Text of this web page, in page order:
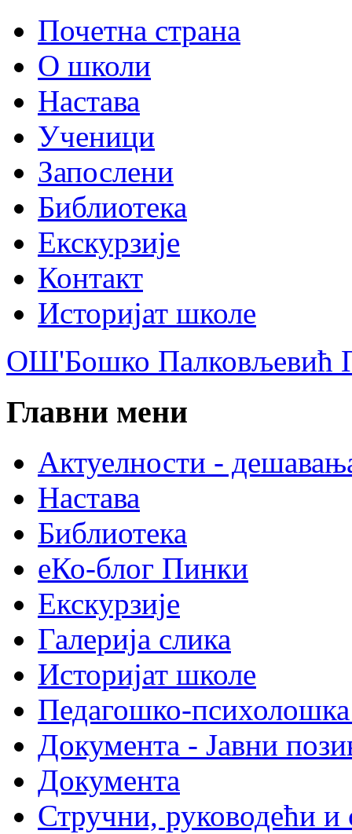
Почетна страна
О школи
Настава
Ученици
Запослени
Библиотека
Екскурзије
Контакт
Историјат школе
ОШ'Бошко Палковљевић
Главни мени
Актуелности -
Настава
Библиотека
еКо-блог Пинки
Екскурзије
Галерија слика
Историјат школе
Педагошко-психолошка
Документа - Јавни
Документа
Стручни, руководећи и